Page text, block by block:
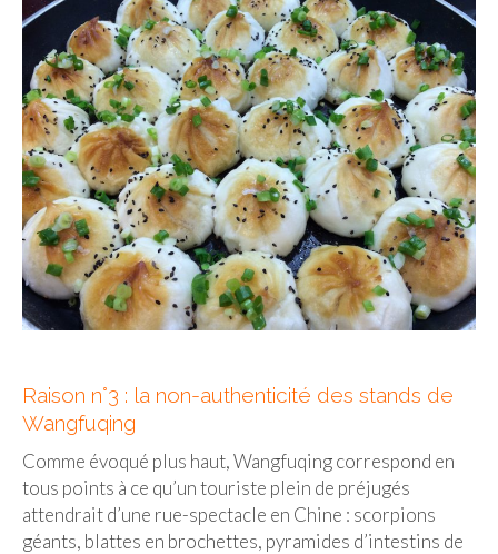
Raison n°3 : la non-authenticité des stands de
Wangfuqing
Comme évoqué plus haut, Wangfuqing correspond en
tous points à ce qu’un touriste plein de préjugés
attendrait d’une rue-spectacle en Chine : scorpions
géants, blattes en brochettes, pyramides d’intestins de